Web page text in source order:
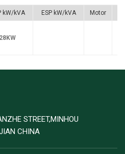
kW/kVA ESP kW/kVA Motor
28KW
STREET,MINHOU
CHINA